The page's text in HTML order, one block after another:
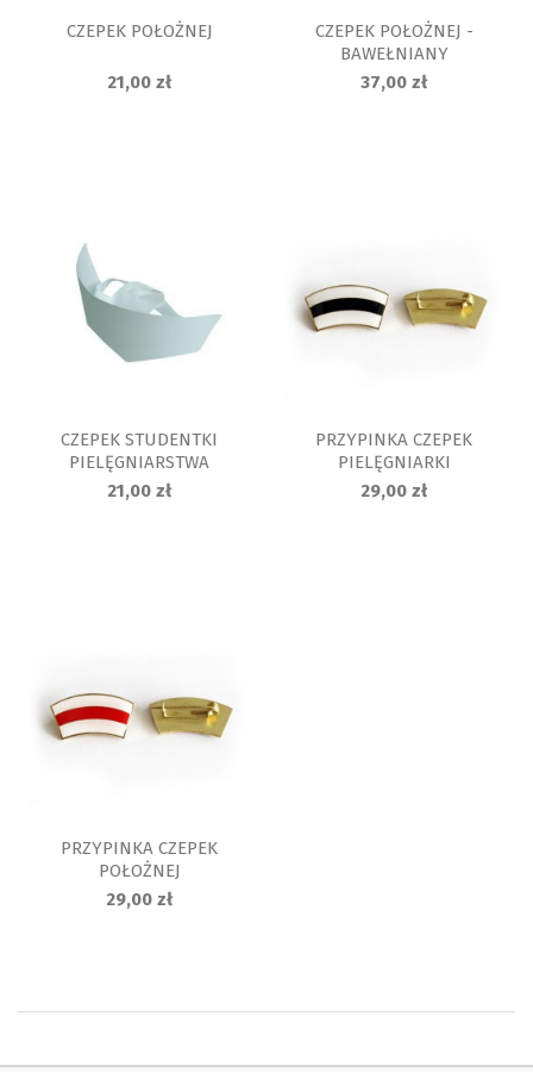
CZEPEK POŁOŻNEJ
21,00 zł
CZEPEK POŁOŻNEJ -
BAWEŁNIANY
37,00 zł
CZEPEK STUDENTKI
PIELĘGNIARSTWA
21,00 zł
PRZYPINKA CZEPEK
PIELĘGNIARKI
29,00 zł
PRZYPINKA CZEPEK
POŁOŻNEJ
29,00 zł